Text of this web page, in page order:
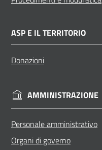
ASP E IL TERRITORIO
Donazioni
AMMINISTRAZIONE
Personale amministrativo
Organi di governo